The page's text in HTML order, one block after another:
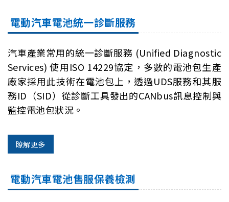
電動汽車電池統一診斷服務
汽車產業常用的統一診斷服務 (Unified Diagnostic
Services) 使用ISO 14229協定，多數的電池包生產
廠家採用此技術在電池包上，透過UDS服務和其服
務ID（SID）從診斷工具發出的CANbus訊息控制與
監控電池包狀況。
瞭解更多
電動汽車電池售服保養檢測